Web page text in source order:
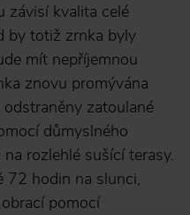
závisí kvalita celé
by totiž zrnka byly
mít nepříjemnou
znovu promývána
zatoulané
důmyslného
rozlehlé sušící terasy.
72 hodin na slunci,
pomocí